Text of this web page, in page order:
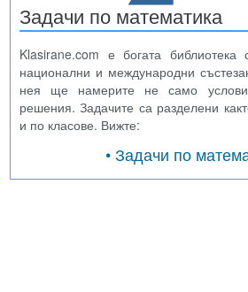
Задачи по математика
Klasirane.com е богата
национални и международни
нея ще намерите не само
решения. Задачите са разделени
и по класове. Вижте:
• Задачи по